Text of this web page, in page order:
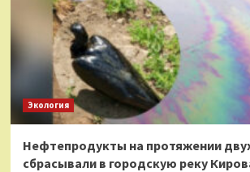
Экология
Нефтепродукты на протяжении
сбрасывали в городскую реку